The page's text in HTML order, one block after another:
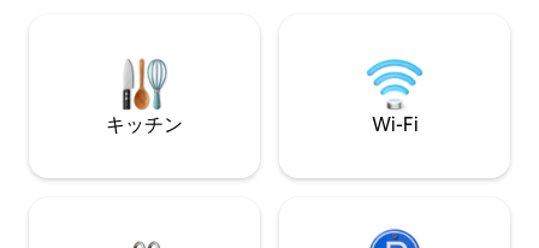
nature, this cabin offers the perfect
home base!!
ボード、卓球、コ
ケ、カードゲーム
ン、十分なラウン
レージ、外に十分
キッチン Wi-Fi